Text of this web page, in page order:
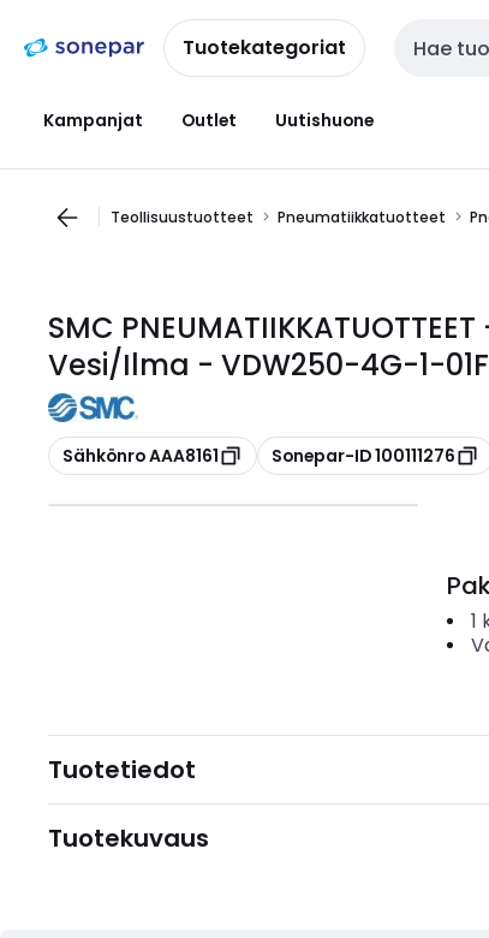
navigointiinsisältöönTuotekategoriat Haku
Kampanjat Outlet Uutishuone
Teollisuustuotteet Pneumatiikkatuotteet
SMC
Vesi/Ilma - VDW250-4G-1-
Kopioi
Sähkönro AAA8161 Kopioi
Sonepar-ID 100111276
1
Tuotetiedot
Tuotekuvaus